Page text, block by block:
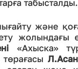
табысталды.
және
жолындағы
«Ахыска»